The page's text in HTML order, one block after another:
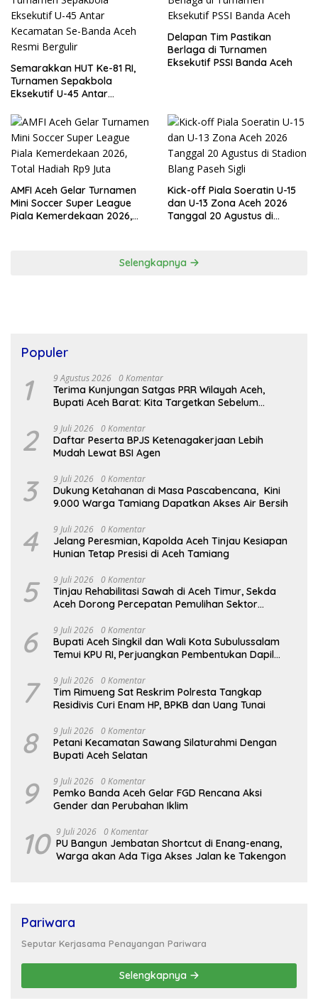
Semarakkan HUT Ke-81 RI,
Turnamen Sepakbola
Eksekutif U-45 Antar
Resmi Bergulir
Delapan Tim Pastikan
Berlaga di Turnamen
Eksekutif PSSI Banda Aceh
AMFI Aceh Gelar Turnamen
Mini Soccer Super League
Piala Kemerdekaan 2026,
Kick-off Piala Soeratin U-15
dan U-13 Zona Aceh 2026
Tanggal 20 Agustus di
Selengkapnya
Populer
1 9 Agustus 2026 0 Komentar
Terima Kunjungan Satgas PRR Wilayah Aceh,
Bupati Aceh Barat: Kita Targetkan Sebelum
2 9 Juli 2026 0 Komentar
Daftar Peserta BPJS Ketenagakerjaan Lebih
Mudah Lewat BSI Agen
3 9 Juli 2026 0 Komentar
Dukung Ketahanan di Masa Pascabencana, Kini
9.000 Warga Tamiang Dapatkan Akses Air Bersih
4 9 Juli 2026 0 Komentar
Jelang Peresmian, Kapolda Aceh Tinjau Kesiapan
Hunian Tetap Presisi di Aceh Tamiang
5 9 Juli 2026 0 Komentar
Tinjau Rehabilitasi Sawah di Aceh Timur, Sekda
Aceh Dorong Percepatan Pemulihan Sektor
6 9 Juli 2026 0 Komentar
Bupati Aceh Singkil dan Wali Kota Subulussalam
Temui KPU RI, Perjuangkan Pembentukan Dapil
7 9 Juli 2026 0 Komentar
Tim Rimueng Sat Reskrim Polresta Tangkap
Residivis Curi Enam HP, BPKB dan Uang Tunai
8 9 Juli 2026 0 Komentar
Petani Kecamatan Sawang Silaturahmi Dengan
Bupati Aceh Selatan
9 9 Juli 2026 0 Komentar
Pemko Banda Aceh Gelar FGD Rencana Aksi
Gender dan Perubahan Iklim
10 9 Juli 2026 0 Komentar
PU Bangun Jembatan Shortcut di Enang-enang,
Warga akan Ada Tiga Akses Jalan ke Takengon
Pariwara
Seputar Kerjasama Penayangan Pariwara
Selengkapnya